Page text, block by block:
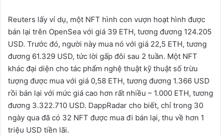
Reuters lấy ví dụ, một NFT hình con vượn hoạt hình được
bán lại trên OpenSea với giá 39 ETH, tương đương 124.205
USD. Trước đó, người này mua nó với giá 22,5 ETH, tương
đương 61.329 USD, tức lời gấp đôi sau 2 tuần. Một NFT
khác đại diện cho tác phẩm nghệ thuật kỹ thuật số trừu
tượng được mua với giá 0,58 ETH, tương đương 1.366 USD
rồi bán lại với mức giá cao hơn rất nhiều – 1.000 ETH, tương
đương 3.322.710 USD. DappRadar cho biết, chỉ trong 30
ngày qua đã có 32 NFT được mua đi bán lại, thu về hơn 1
triệu USD tiền lãi.